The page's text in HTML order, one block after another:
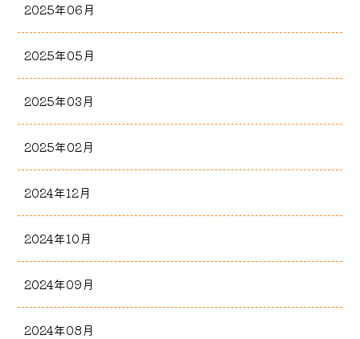
2025年06月
2025年05月
2025年03月
2025年02月
2024年12月
2024年10月
2024年09月
2024年08月